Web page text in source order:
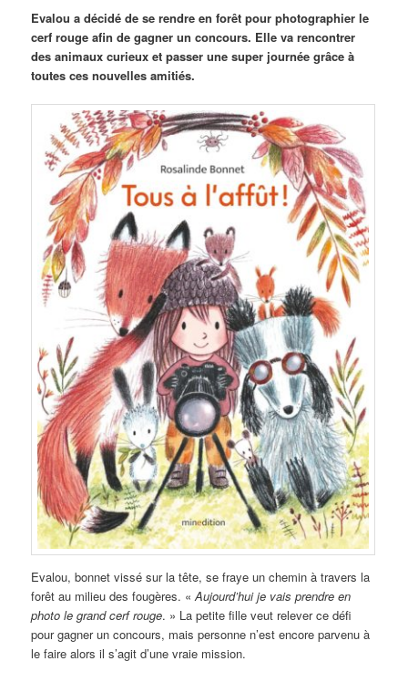
Evalou a décidé de se rendre en forêt pour photographier le
cerf rouge afin de gagner un concours. Elle va rencontrer
des animaux curieux et passer une super journée grâce à
toutes ces nouvelles amitiés.
Evalou, bonnet vissé sur la tête, se fraye un chemin à travers la
forêt au milieu des fougères. «Aujourd’hui je vais prendre en
photo le grand cerf rouge. » La petite fille veut relever ce défi
pour gagner un concours, mais personne n’est encore parvenu à
le faire alors il s’agit d’une vraie mission.